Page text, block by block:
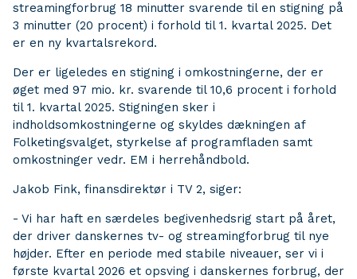
streamingforbrug 18 minutter svarende til en stigning på
3 minutter (20 procent) i forhold til 1. kvartal 2025. Det
er en ny kvartalsrekord.
Der er ligeledes en stigning i omkostningerne, der er
øget med 97 mio. kr. svarende til 10,6 procent i forhold
til 1. kvartal 2025. Stigningen sker i
indholdsomkostningerne og skyldes dækningen af
Folketingsvalget, styrkelse af programfladen samt
omkostninger vedr. EM i herrehåndbold.
Jakob Fink, finansdirektør i TV 2, siger:
- Vi har haft en særdeles begivenhedsrig start på året,
der driver danskernes tv- og streamingforbrug til nye
højder. Efter en periode med stabile niveauer, ser vi i
første kvartal 2026 et opsving i danskernes forbrug, der